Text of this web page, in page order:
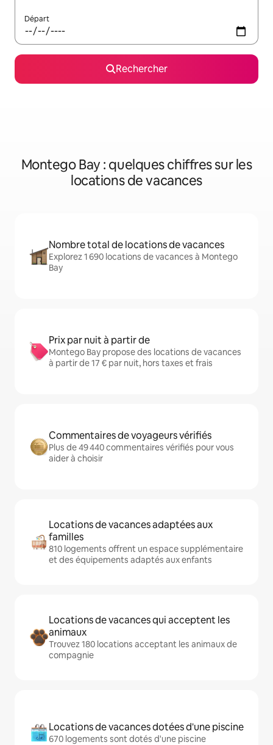
Départ
Rechercher
Montego Bay : quelques chiffres sur les
locations de vacances
Nombre total de locations de vacances
Explorez 1 690 locations de vacances à Montego
Bay
Prix par nuit à partir de
Montego Bay propose des locations de vacances
à partir de 17 € par nuit, hors taxes et frais
Commentaires de voyageurs vérifiés
Plus de 49 440 commentaires vérifiés pour vous
aider à choisir
Locations de vacances adaptées aux
familles
810 logements offrent un espace supplémentaire
et des équipements adaptés aux enfants
Locations de vacances qui acceptent les
animaux
Trouvez 180 locations acceptant les animaux de
compagnie
Locations de vacances dotées d'une piscine
670 logements sont dotés d'une piscine